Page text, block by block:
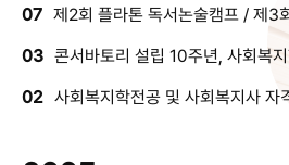
07 제2회 플라톤 독서논술캠프 / 제3
03 콘서바토리 설립 10주년, 사회복
02 사회복지학전공 및 사회복지사 자